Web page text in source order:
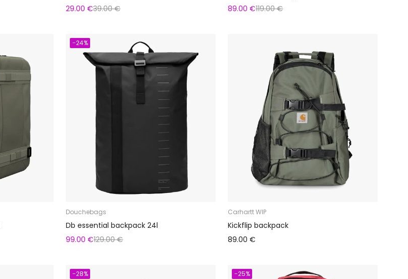
29.00 €39.00 €
89.00 €119.00 €
-24%
Douchebags
Db essential backpack 24l
99.00 €129.00 €
Carhartt WIP
Kickflip backpack
89.00 €
-28% -25%